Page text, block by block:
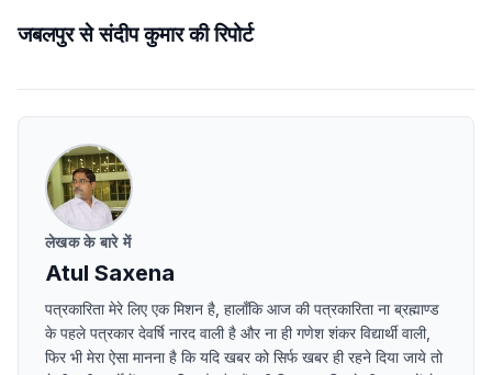
जबलपुर से संदीप कुमार की रिपोर्ट
लेखक के बारे में
Atul Saxena
पत्रकारिता मेरे लिए एक मिशन है, हालाँकि आज की पत्रकारिता ना ब्रह्माण्ड
के पहले पत्रकार देवर्षि नारद वाली है और ना ही गणेश शंकर विद्यार्थी वाली,
फिर भी मेरा ऐसा मानना है कि यदि खबर को सिर्फ खबर ही रहने दिया जाये तो